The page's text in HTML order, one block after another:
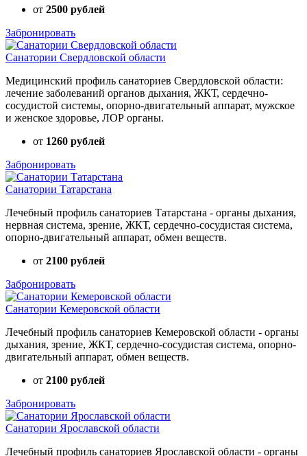
от 2500 рублей
Забронировать
Санатории Свердловской области
Медицинский профиль санаториев Свердловской области:
лечение заболеваний органов дыхания, ЖКТ, сердечно-
сосудистой системы, опорно-двигательный аппарат, мужское
и женское здоровье, ЛОР органы.
от 1260 рублей
Забронировать
Санатории Татарстана
Лечебный профиль санаториев Татарстана - органы дыхания,
нервная система, зрение, ЖКТ, сердечно-сосудистая система,
опорно-двигательный аппарат, обмен веществ.
от 2100 рублей
Забронировать
Санатории Кемеровской области
Лечебный профиль санаториев Кемеровской области - органы
дыхания, зрение, ЖКТ, сердечно-сосудистая система, опорно-
двигательный аппарат, обмен веществ.
от 2100 рублей
Забронировать
Санатории Ярославской области
Лечебный профиль санаториев Ярославской области - органы